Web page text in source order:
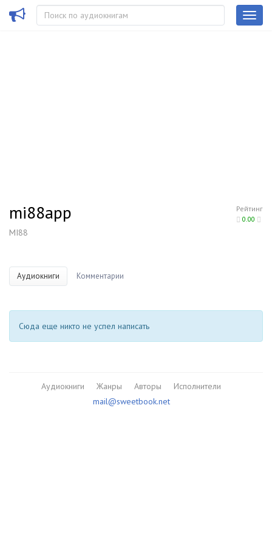
Рейтинг
0.00
mi88app
MI88
Аудиокниги Комментарии
Сюда еще никто не успел написать
Аудиокниги Жанры Авторы
Исполнители
mail@sweetbook.net